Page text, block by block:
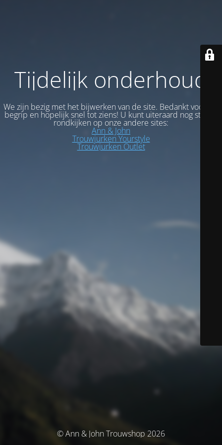
Tijdelijk onderhoud
We zijn bezig met het bijwerken van de site. Bedankt voor uw
begrip en hopelijk snel tot ziens! U kunt uiteraard nog steeds
rondkijken op onze andere sites:
Ann & John
Trouwjurken Yourstyle
Trouwjurken Outlet
© Ann & John Trouwshop 2026